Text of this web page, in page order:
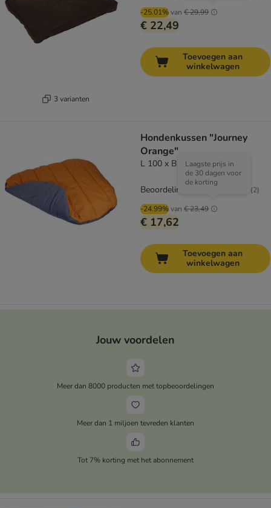
3 varianten
-25.01%van € 29,99
€ 22,49
Toevoegen aan
winkelwagen
Hondenkussen "Journey
Orange"
L 100 x B 80 cm
-24.99%van € 23,49
Laagste prijs in
de 30 dagen voor
de korting
€ 17,62
Beoordeling: 5/5 (2)
Toevoegen aan
winkelwagen
Jouw voordelen
Meer dan 8000 producten met topbeoordelingen
Meer dan 1 miljoen tevreden klanten
Tot 7% korting met het abonnement